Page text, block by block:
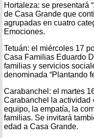
Hortaleza: se presentará
de Casa Grande que
agrupadas en cuatro
Emociones.
Tetuán: el miércoles 17
Casa Familias Eduardo
familias y servicios
denominada “Plantando
Carabanchel: el martes
Carabanchel la actividad
equipo, la empatía, la
familias. Se invitará
edad a Casa Grande.